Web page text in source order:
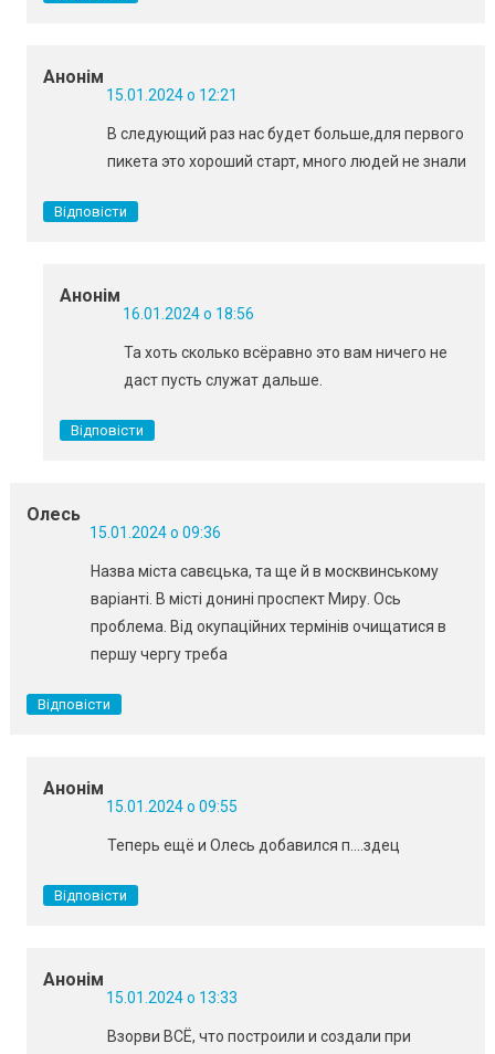
Анонім
15.01.2024 о 12:21
В следующий раз нас будет больше,для первого
пикета это хороший старт, много людей не знали
Відповісти
Анонім
16.01.2024 о 18:56
Та хоть сколько всёравно это вам ничего не
даст пусть служат дальше.
Відповісти
Олесь
15.01.2024 о 09:36
Назва міста савєцька, та ще й в москвинському
варіанті. В місті донині проспект Миру. Ось
проблема. Від окупаційних термінів очищатися в
першу чергу треба
Відповісти
Анонім
15.01.2024 о 09:55
Теперь ещё и Олесь добавился п….здец
Відповісти
Анонім
15.01.2024 о 13:33
Взорви ВСЁ, что построили и создали при